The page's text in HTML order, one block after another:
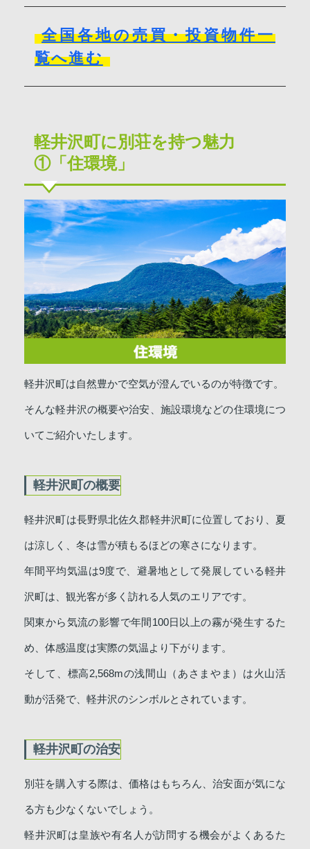
全国各地の売買・投資物件一
覧へ進む
軽井沢町に別荘を持つ魅力
①「住環境」
軽井沢町は自然豊かで空気が澄んでいるのが特徴です。
そんな軽井沢の概要や治安、施設環境などの住環境につ
いてご紹介いたします。
軽井沢町の概要
軽井沢町は長野県北佐久郡軽井沢町に位置しており、夏
は涼しく、冬は雪が積もるほどの寒さになります。
年間平均気温は9度で、避暑地として発展している軽井
沢町は、観光客が多く訪れる人気のエリアです。
関東から気流の影響で年間100日以上の霧が発生するた
め、体感温度は実際の気温より下がります。
そして、標高2,568mの浅間山（あさまやま）は火山活
動が活発で、軽井沢のシンボルとされています。
軽井沢町の治安
別荘を購入する際は、価格はもちろん、治安面が気にな
る方も少なくないでしょう。
軽井沢町は皇族や有名人が訪問する機会がよくあるた